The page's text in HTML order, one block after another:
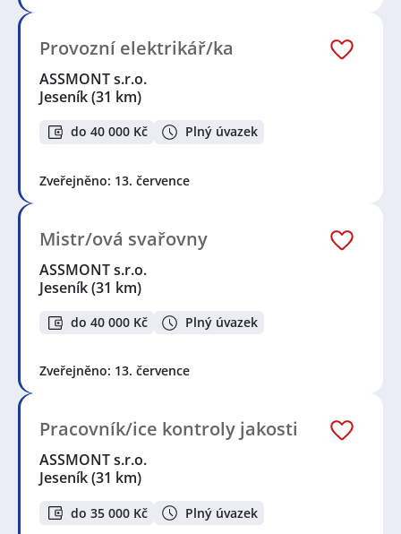
Provozní elektrikář/ka
ASSMONT s.r.o.
Jeseník(31 km)
do 40 000 Kč Plný úvazek
Zveřejněno: 13. července
Mistr/ová svařovny
ASSMONT s.r.o.
Jeseník(31 km)
do 40 000 Kč Plný úvazek
Zveřejněno: 13. července
Pracovník/ice kontroly jakosti
ASSMONT s.r.o.
Jeseník(31 km)
do 35 000 Kč Plný úvazek